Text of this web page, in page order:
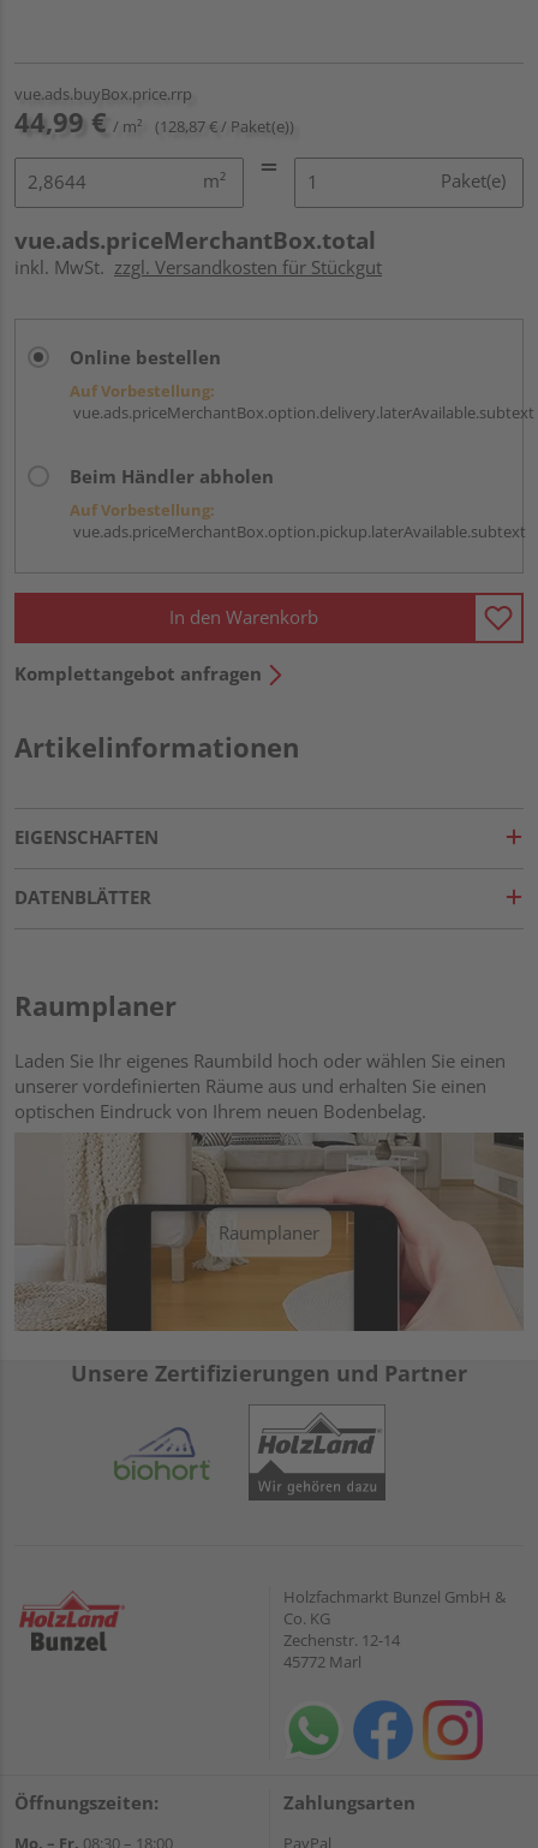
vue.ads.buyBox.price.rrp
44,99 € / m² (128,87 € / Paket(e))
m² Paket(e)
vue.ads.priceMerchantBox.total
inkl. MwSt. zzgl. Versandkosten für Stückgut
Online bestellen
Auf Vorbestellung:
vue.ads.priceMerchantBox.option.delivery.laterAvailable.subtext
Beim Händler abholen
Auf Vorbestellung:
vue.ads.priceMerchantBox.option.pickup.laterAvailable.subtext
In den Warenkorb
Komplettangebot anfragen
Artikelinformationen
EIGENSCHAFTEN
DATENBLÄTTER
Raumplaner
Laden Sie Ihr eigenes Raumbild hoch oder wählen Sie einen
unserer vordefinierten Räume aus und erhalten Sie einen
optischen Eindruck von Ihrem neuen Bodenbelag.
Raumplaner
Unsere Zertifizierungen und Partner
Holzfachmarkt Bunzel GmbH &
Co. KG
Zechenstr. 12-14
45772 Marl
Öffnungszeiten:
Mo. – Fr. 08:30 – 18:00
Zahlungsarten
PayPal